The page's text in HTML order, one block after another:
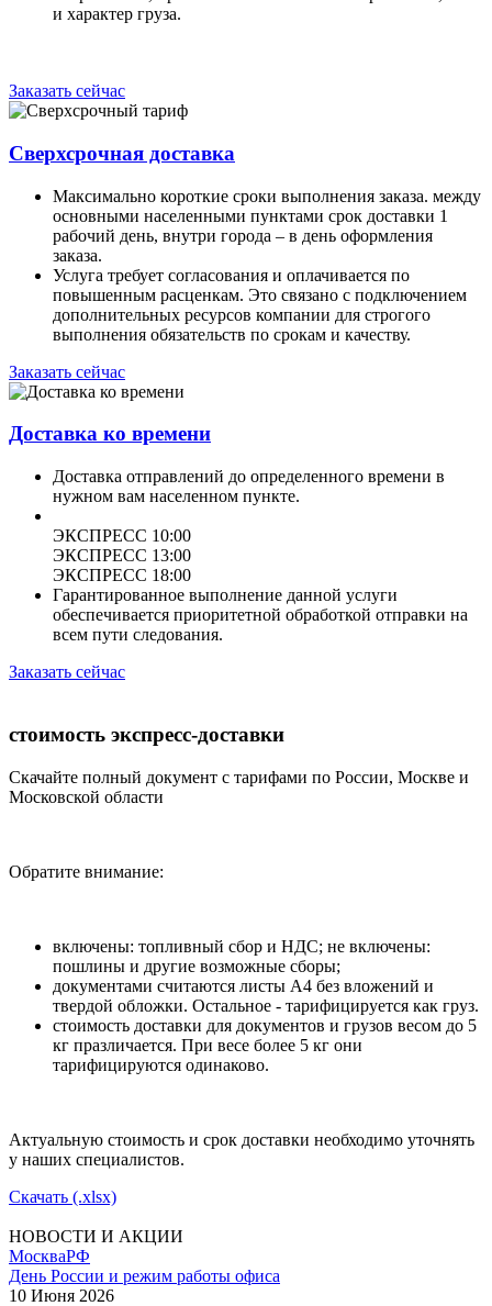
и характер груза.
Заказать сейчас
Сверхсрочная доставка
Максимально короткие сроки выполнения заказа. между
основными населенными пунктами срок доставки 1
рабочий день, внутри города – в день оформления
заказа.
Услуга требует согласования и оплачивается по
повышенным расценкам. Это связано с подключением
дополнительных ресурсов компании для строгого
выполнения обязательств по срокам и качеству.
Заказать сейчас
Доставка ко времени
Доставка отправлений до определенного времени в
нужном вам населенном пункте.
ЭКСПРЕСС 10:00
ЭКСПРЕСС 13:00
ЭКСПРЕСС 18:00
Гарантированное выполнение данной услуги
обеспечивается приоритетной обработкой отправки на
всем пути следования.
Заказать сейчас
стоимость экспресс-доставки
Скачайте полный документ с тарифами по России, Москве и
Московской области
Обратите внимание:
включены: топливный сбор и НДС; не включены:
пошлины и другие возможные сборы;
документами считаются листы А4 без вложений и
твердой обложки. Остальное - тарифицируется как груз.
стоимость доставки для документов и грузов весом до 5
кг празличается. При весе более 5 кг они
тарифицируются одинаково.
Актуальную стоимость и срок доставки необходимо уточнять
у наших специалистов.
Скачать (.xlsx)
НОВОСТИ И АКЦИИ
МоскваРФ
День России и режим работы офиса
10 Июня 2026